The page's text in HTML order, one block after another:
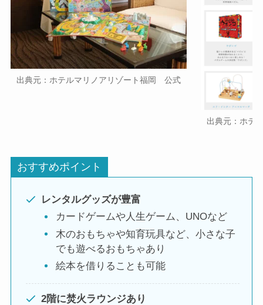
出典元：ホテルマリノアリゾート福岡 公式
出典元：ホテ
おすすめポイント
レンタルグッズが豊富
カードゲームや人生ゲーム、UNOなど
木のおもちゃや知育玩具など、小さな子
でも遊べるおもちゃあり
絵本を借りることも可能
2階に焚火ラウンジあり